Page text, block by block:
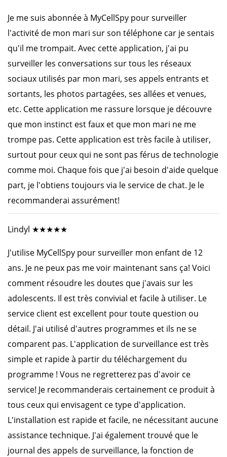
Je me suis abonnée à MyCellSpy pour surveiller
l'activité de mon mari sur son téléphone car je sentais
qu'il me trompait. Avec cette application, j'ai pu
surveiller les conversations sur tous les réseaux
sociaux utilisés par mon mari, ses appels entrants et
sortants, les photos partagées, ses allées et venues,
etc. Cette application me rassure lorsque je découvre
que mon instinct est faux et que mon mari ne me
trompe pas. Cette application est très facile à utiliser,
surtout pour ceux qui ne sont pas férus de technologie
comme moi. Chaque fois que j'ai besoin d'aide quelque
part, je l'obtiens toujours via le service de chat. Je le
recommanderai assurément!
Lindyl ★★★★★
J'utilise MyCellSpy pour surveiller mon enfant de 12
ans. Je ne peux pas me voir maintenant sans ça! Voici
comment résoudre les doutes que j'avais sur les
adolescents. Il est très convivial et facile à utiliser. Le
service client est excellent pour toute question ou
détail. J'ai utilisé d'autres programmes et ils ne se
comparent pas. L'application de surveillance est très
simple et rapide à partir du téléchargement du
programme ! Vous ne regretterez pas d'avoir ce
service! Je recommanderais certainement ce produit à
tous ceux qui envisagent ce type d'application.
L'installation est rapide et facile, ne nécessitant aucune
assistance technique. J'ai également trouvé que le
journal des appels de surveillance, la fonction de